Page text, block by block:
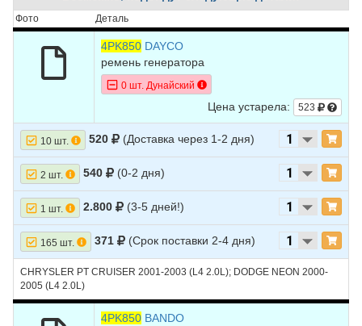
7
DODGE NEON
NEON
Фото Деталь
4PK850 DAYCO
ремень генератора
0 шт. Дунайский
Цена устарела: 523
10 шт. 520 (Доставка через 1-2 дня)
2 шт. 540 (0-2 дня)
1 шт. 2.800 (3-5 дней!)
165 шт. 371 (Срок поставки 2-4 дня)
CHRYSLER PT CRUISER 2001-2003 (L4 2.0L); DODGE NEON 2000-
2005 (L4 2.0L)
4PK850 BANDO